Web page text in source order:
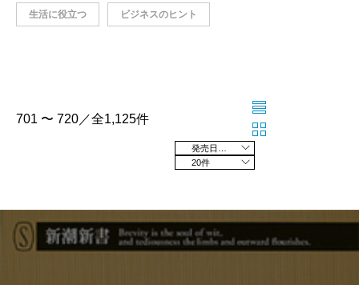
生活に役立つ ビジネスのヒント
701 〜 720／全1,125件
20件